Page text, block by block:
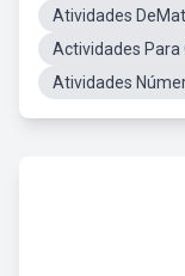
Atividades
Actividades Para
Atividades